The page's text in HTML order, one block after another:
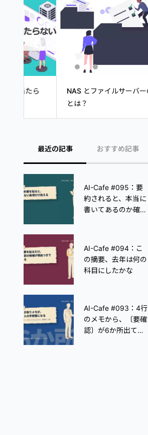
NAS とファイルサーバーの違い
最近の記事 おすすめ記事
AI-Cafe #095：要
約されると、本当に
書いてあるのか確か
AI-Cafe #094：こ
の摘要、去年は何の
科目にしたかな
AI-Cafe #093：4行
のメモから、〔要確
認〕が6か所出てき
スキャンの設定をし
てほしい
AI-Cafe #026：GW
中にAIを「触ってみ
ようかな」と思って
準備
#004：データ分析
がこんなに簡単に！
AI活用の分析手法